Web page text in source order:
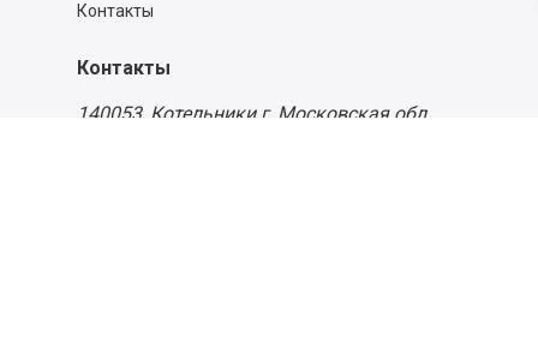
Контакты
Контакты
140053, Котельники г, Московская обл.